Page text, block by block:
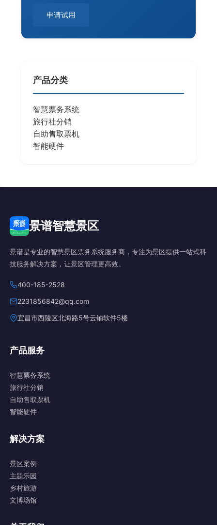
申请试用
产品分类
智慧票务系统
旅行社分销
自助售取票机
智能硬件
景谱智慧景区
景谱是专业的智慧景区票务系统服务商，专注为景区提供一站式科
技服务解决方案，让景区管理更高效。
400-185-2528
2231856842@qq.com
宜昌市西陵区北海路5号云铺软件5楼
产品服务
智慧票务系统
旅行社分销
自助售取票机
智能硬件
解决方案
景区案例
主题乐园
乡村旅游
文博场馆